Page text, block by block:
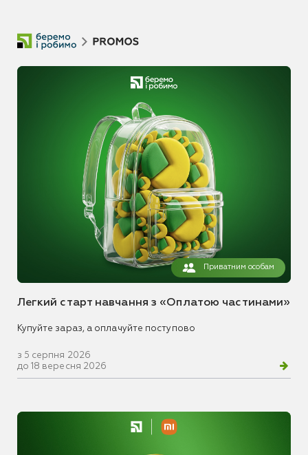
Приватним особам
Легкий старт навчання з «Оплатою частинами»
Купуйте зараз, а оплачуйте поступово
з 5 серпня 2026
до 18 вересня 2026